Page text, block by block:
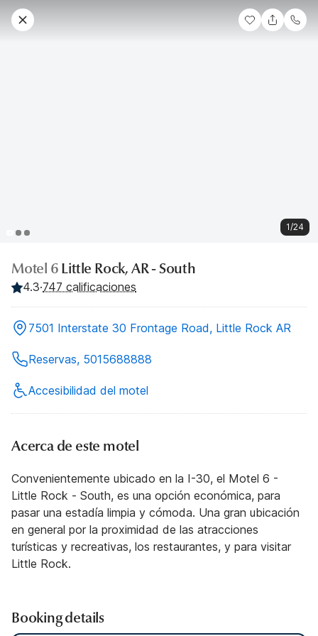
1/24
Motel 6 Little Rock, AR - South
4.3·747 calificaciones
7501 Interstate 30 Frontage Road, Little Rock AR
Reservas, 5015688888
Accesibilidad del motel
Acerca de este motel
Convenientemente ubicado en la I-30, el Motel 6 -
Little Rock - South, es una opción económica, para
pasar una estadía limpia y cómoda. Una gran ubicación
en general por la proximidad de las atracciones
turísticas y recreativas, los restaurantes, y para visitar
Little Rock.
Booking details